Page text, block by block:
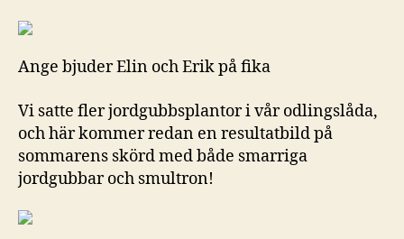
Ange bjuder Elin och Erik på fika
Vi satte fler jordgubbsplantor i vår odlingslåda,
och här kommer redan en resultatbild på
sommarens skörd med både smarriga
jordgubbar och smultron!